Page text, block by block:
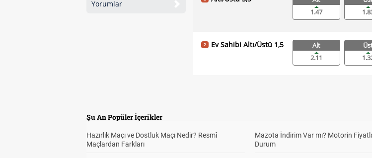
Yorumlar
1.47
2 Ev Sahibi Altı/Üstü 1,5
Alt
2.11
2 Deplasman Altı/Üstü 0,5
Alt
Şu An Popüler İçerikler
Hazırlık Maçı ve Dostluk Maçı Nedir? Resmî
Maçlardan Farkları
Mazota İndirim Var mı? Motorin
Durum